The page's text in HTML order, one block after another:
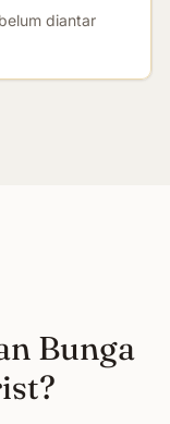
diantar
Bunga